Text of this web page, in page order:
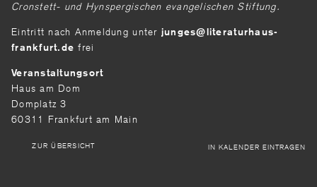
Cronstett- und Hynspergischen evangelischen Stiftung.
Eintritt nach Anmeldung unter junges
literaturhaus-
frankfurt de frei
Veranstaltungsort
Haus am Dom
Domplatz 3
60311 Frankfurt am Main
ZUR ÜBERSICHT IN KALENDER EINTRAGEN